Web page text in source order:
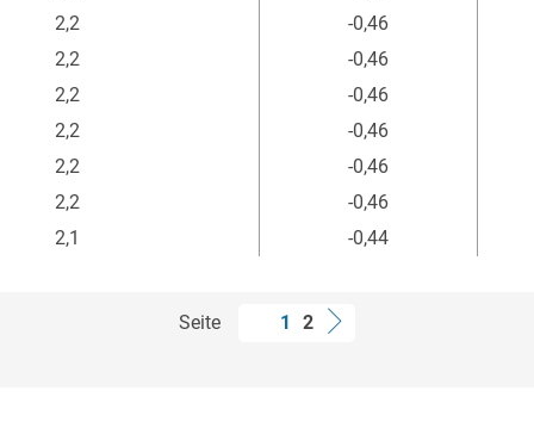
2,2
-0,46
2,2
-0,46
2,2
-0,46
2,2
-0,46
2,2
-0,46
2,2
-0,46
2,1
-0,44
Seite 1 2